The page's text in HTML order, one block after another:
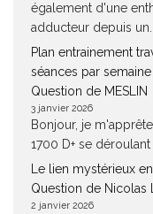
également d'une
adducteur depuis un...
Plan entrainement
séances par semaine
Question de MESLIN
3 janvier 2026
Bonjour, je
1700 D+ se déroulant
Le lien mystérieux
Question de Nicolas
2 janvier 2026